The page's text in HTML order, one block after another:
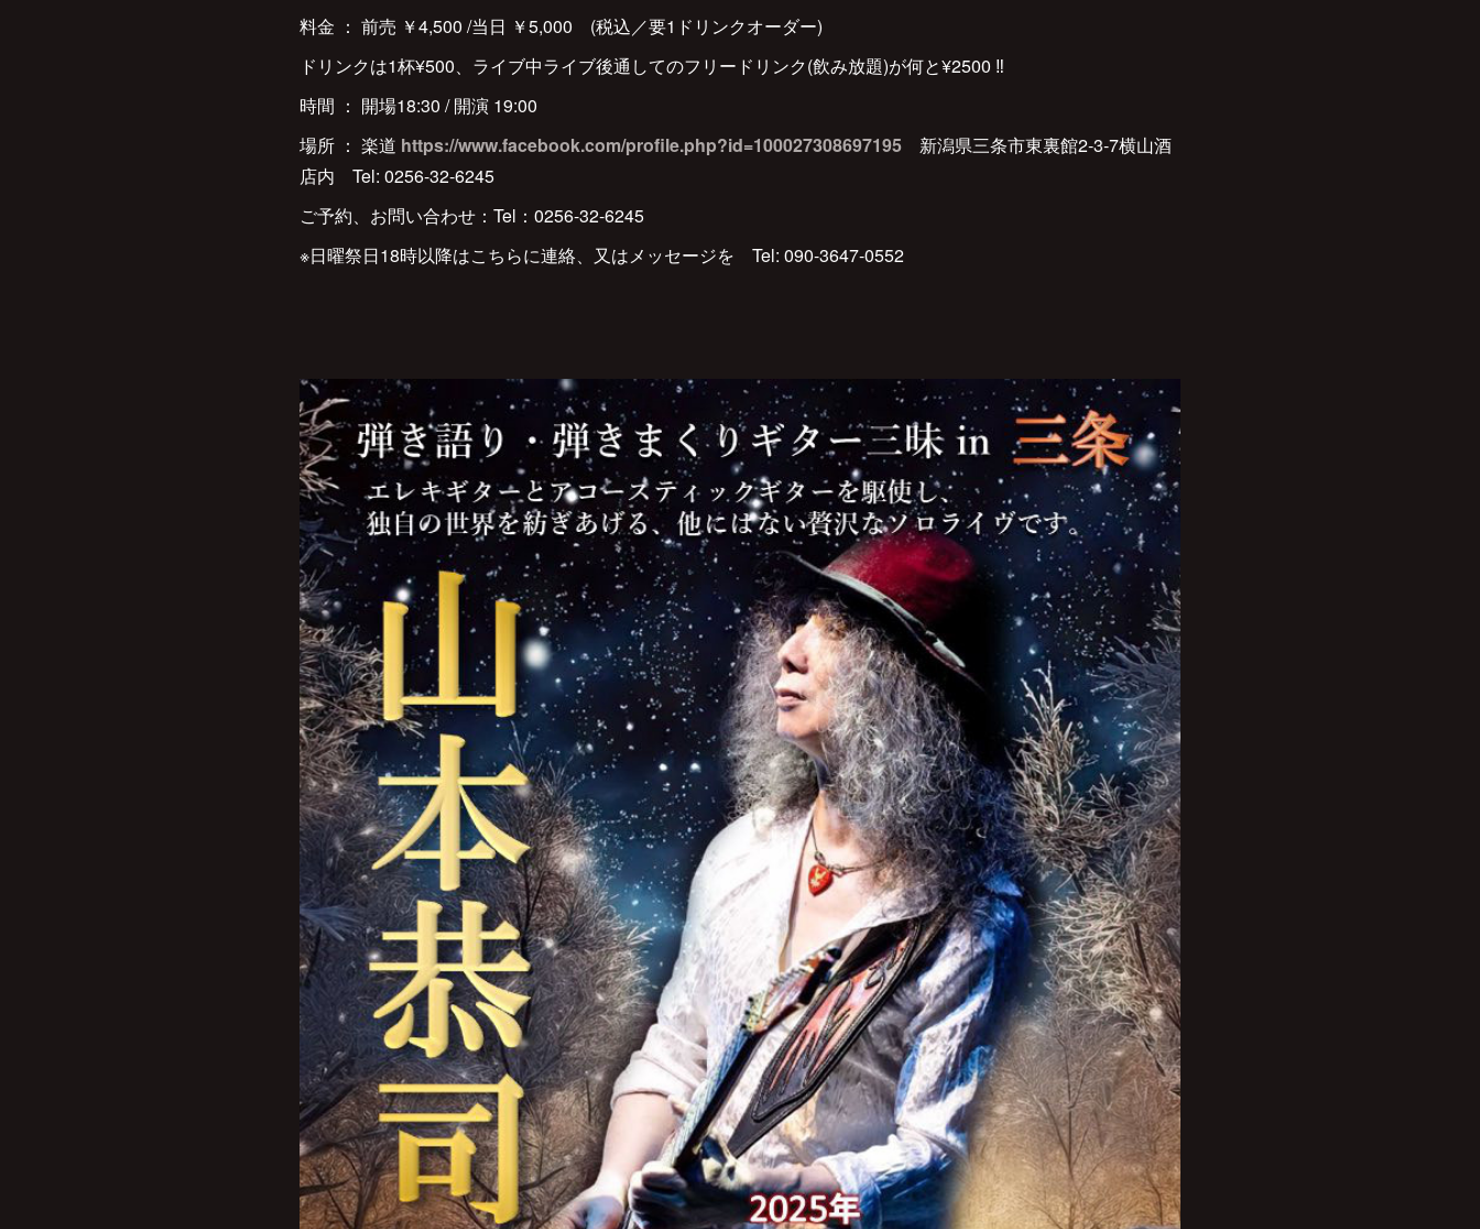
料金 ： 前売 ￥4,500 /当日 ￥5,000 (税込／要1ドリンクオーダー)
ドリンクは1杯¥500、ライブ中ライブ後通してのフリードリンク(飲み放題)が何と¥2500 ‼︎
時間 ： 開場18:30 / 開演 19:00
場所 ： 楽道 https://www.facebook.com/profile.php?id=100027308697195 新潟県三条市東裏館2-3-7横山酒
店内 Tel: 0256-32-6245
ご予約、お問い合わせ：Tel：0256-32-6245
※日曜祭日18時以降はこちらに連絡、又はメッセージを Tel: 090-3647-0552